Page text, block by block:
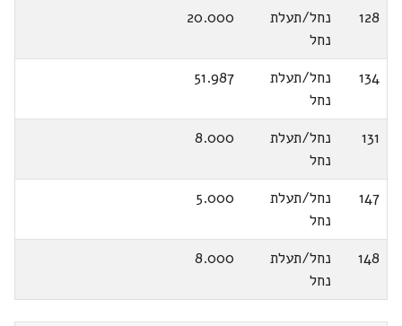
128
נחל/תעלת
נחל
20.000
134
נחל/תעלת
נחל
51.987
131
נחל/תעלת
נחל
8.000
147
נחל/תעלת
נחל
5.000
148
נחל/תעלת
נחל
8.000